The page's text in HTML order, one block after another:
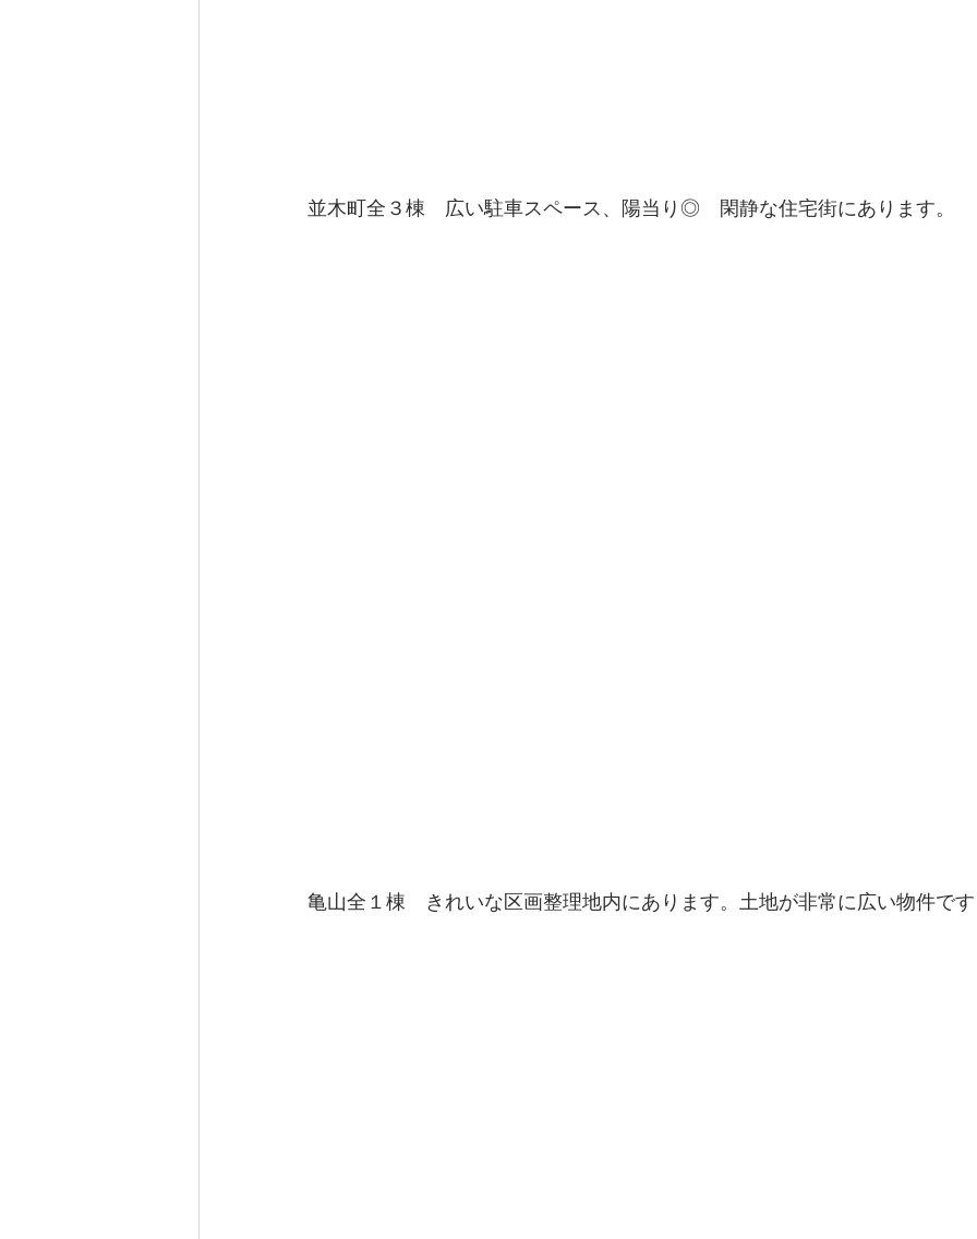
並木町全３棟　広い駐車スペース、陽当り◎　閑静な住宅街にあります。
亀山全１棟　きれいな区画整理地内にあります。土地が非常に広い物件で